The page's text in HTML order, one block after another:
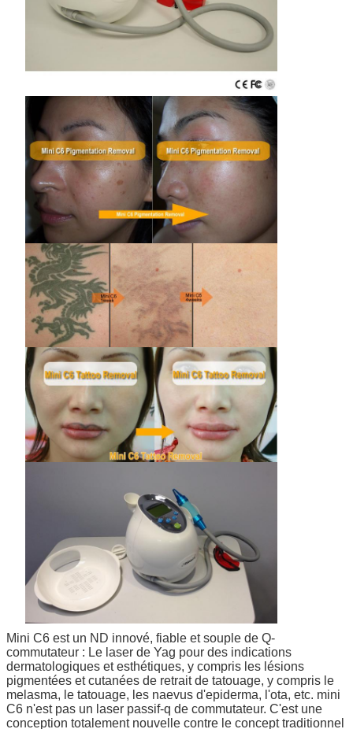
Mini C6 est un ND innové, fiable et souple de Q-
commutateur : Le laser de Yag pour des indications
dermatologiques et esthétiques, y compris les lésions
pigmentées et cutanées de retrait de tatouage, y compris le
melasma, le tatouage, les naevus d'epiderma, l'ota, etc. mini
C6 n'est pas un laser passif-q de commutateur. C'est une
conception totalement nouvelle contre le concept traditionnel